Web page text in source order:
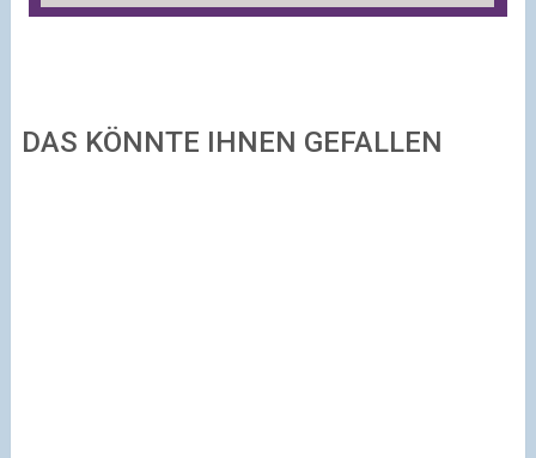
DAS KÖNNTE IHNEN GEFALLEN